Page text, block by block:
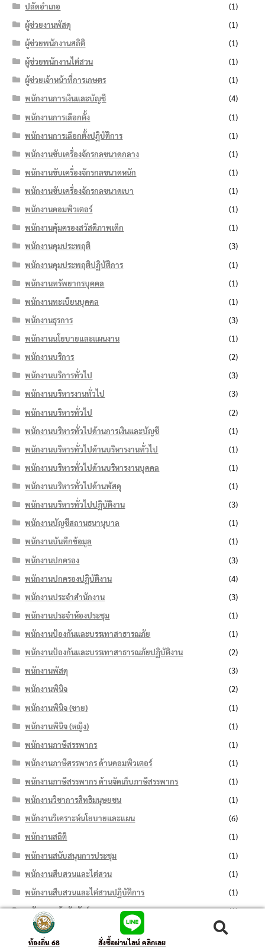
ปลัดอำเภอ
(1)
ผู้ช่วยงานพัสดุ
(1)
ผู้ช่วยพนักงานสถิติ
(1)
ผู้ช่วยพนักงานไต่สวน
(1)
ผู้ช่วยเจ้าหน้าที่การเกษตร
(1)
พนักงานการเงินและบัญชี
(4)
พนักงานการเลือกตั้ง
(1)
พนักงานการเลือกตั้งปฏิบัติการ
(1)
พนักงานขับเครื่องจักรกลขนาดกลาง
(1)
พนักงานขับเครื่องจักรกลขนาดหนัก
(1)
พนักงานขับเครื่องจักรกลขนาดเบา
(1)
พนักงานคอมพิวเตอร์
(1)
พนักงานคุ้มครองสวัสดิภาพเด็ก
(1)
พนักงานคุมประพฤติ
(3)
พนักงานคุมประพฤติปฏิบัติการ
(1)
พนักงานทรัพยากรบุคคล
(1)
พนักงานทะเบียนบุคคล
(1)
พนักงานธุรการ
(3)
พนักงานนโยบายและแผนงาน
(1)
พนักงานบริการ
(2)
พนักงานบริการทั่วไป
(3)
พนักงานบริหารงานทั่วไป
(3)
พนักงานบริหารทั่วไป
(2)
พนักงานบริหารทั่วไปด้านการเงินและบัญชี
(1)
พนักงานบริหารทั่วไปด้านบริหารงานทั่วไป
(1)
พนักงานบริหารทั่วไปด้านบริหารงานบุคคล
(1)
พนักงานบริหารทั่วไปด้านพัสดุ
(1)
พนักงานบริหารทั่วไปปฏิบัติงาน
(3)
พนักงานบัญชีสถานธนานุบาล
(1)
พนักงานบันทึกข้อมูล
(1)
พนักงานปกครอง
(3)
พนักงานปกครองปฏิบัติงาน
(4)
พนักงานประจำสำนักงาน
(3)
พนักงานประจำห้องประชุม
(1)
พนักงานป้องกันและบรรเทาสาธารณภัย
(1)
พนักงานป้องกันและบรรเทาสาธารณภัยปฏิบัติงาน
(2)
พนักงานพัสดุ
(3)
พนักงานพินิจ
(2)
พนักงานพินิจ (ชาย)
(1)
พนักงานพินิจ (หญิง)
(1)
พนักงานภาษีสรรพากร
(1)
พนักงานภาษีสรรพากร ด้านคอมพิวเตอร์
(1)
พนักงานภาษีสรรพากร ด้านจัดเก็บภาษีสรรพากร
(1)
พนักงานวิชาการสิทธิมนุษยชน
(1)
พนักงานวิเคราะห์นโยบายและแผน
(6)
พนักงานสถิติ
(1)
พนักงานสนับสนุนการประชุม
(1)
พนักงานสืบสวนและไต่สวน
(1)
พนักงานสืบสวนและไต่สวนปฏิบัติการ
(1)
พนักงานหน้าบัลลังก์
(1)
พนักงานอาลักษณ์
ท้องถิ่น 68 สั่งซื้อผ่านไลน์ คลิกเลย